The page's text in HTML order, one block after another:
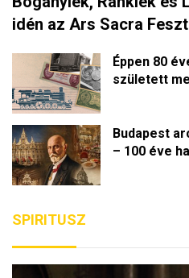
lobogó annyit
00:16
8
idén az Ars Sacra
Éppen 80
született
Budapest
– 100 éve
SPIRITUSZ